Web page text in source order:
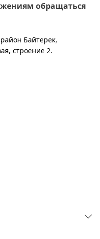
обращаться
Байтерек,
строение 2.